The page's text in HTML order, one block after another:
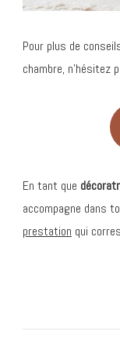
Pour plus de
chambre, n’hésitez
En tant que
accompagne dans
prestation qui